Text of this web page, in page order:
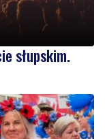
słupskim.